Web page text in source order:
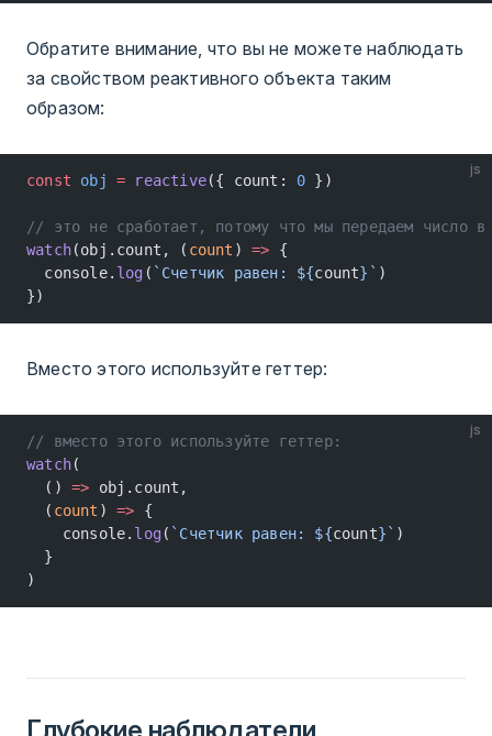
Обратите внимание, что вы не можете наблюдать
за свойством реактивного объекта таким
образом:
js
const obj = reactive({ count: 0 })
// это не сработает, потому что мы передаем число
watch(obj.count, ( count ) => {
  console.
log ( `Счетчик равен: ${count}` )
})
Вместо этого используйте геттер:
js
// вместо этого используйте геттер:
watch(
  ()
=> obj.count,
  (
count ) => {
    console.
log( `Счетчик равен: ${count}` )
  }
)
Глубокие наблюдатели